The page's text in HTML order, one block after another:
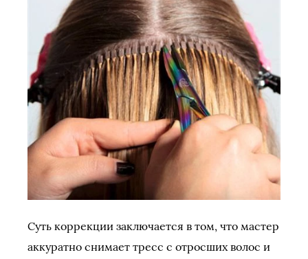
Суть коррекции заключается в том, что мастер
аккуратно снимает тресс с отросших волос и